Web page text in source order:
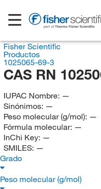
Fisher Scientific
Productos
1025065-69-3
CAS RN
IUPAC Nombre: —
Sinónimos: —
Peso molecular (g/mol): —
Fórmula molecular: —
InChi Key: —
SMILES: —
Grado
Peso molecular (g/mol)